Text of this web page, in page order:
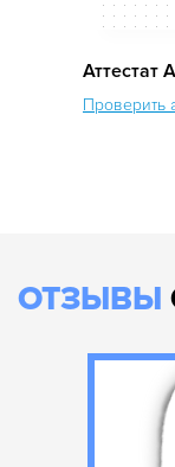
Аттестат
Проверить
ОТЗЫВЫ